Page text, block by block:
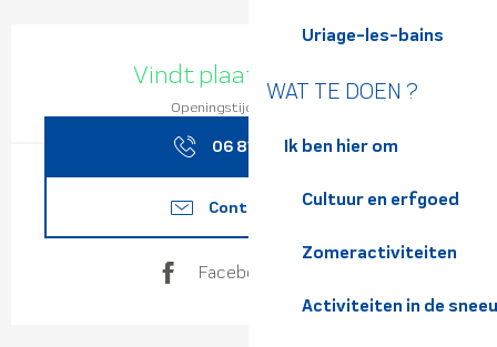
Uriage-les-bains
WAT TE DOEN ?
Ik ben hier om
Cultuur en erfgoed
Zomeractiviteiten
Activiteiten in de
Openingstijden en
Vindt plaats vandaag
Openingstijden bekijken
06 81 14 39 ▒▒
Contacteer ons
Facebook pagina